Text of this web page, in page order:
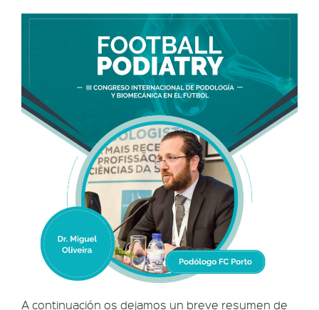
A continuación os dejamos un breve resumen de